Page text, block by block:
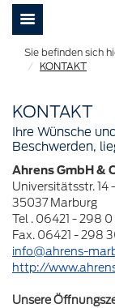
KONTAKT
KONTAKT
Ihre Wünsche
Beschwerden,
Ahrens GmbH &
Universitätsstr. 14
35037 Marburg
Tel . 06421 - 298 0
Fax. 06421 - 298
info@ahrens-
http://
Unsere